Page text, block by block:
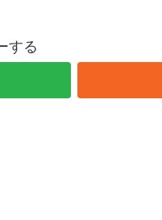
する